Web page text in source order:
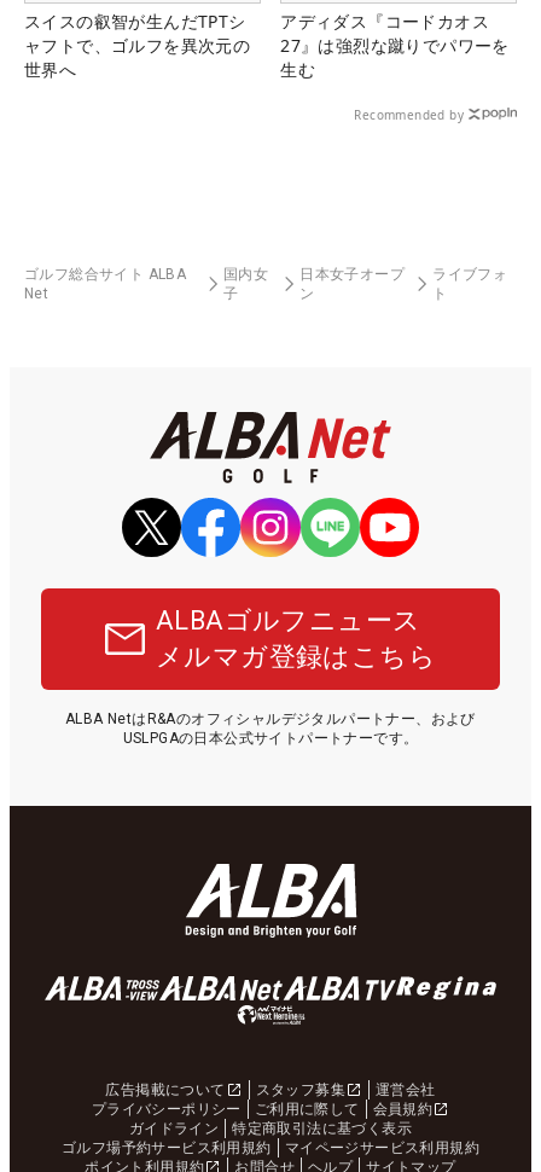
スイスの叡智が生んだTPTシ
ャフトで、ゴルフを異次元の
世界へ
アディダス『コードカオス
27』は強烈な蹴りでパワーを
生む
Recommended by
ゴルフ総合サイト ALBA
Net
国内女
子
日本女子オープ
ン
ライブフォ
ト
ALBAゴルフニュース
メルマガ登録はこちら
ALBA NetはR&Aのオフィシャルデジタルパートナー、および
USLPGAの日本公式サイトパートナーです。
広告掲載について スタッフ募集
運営会社
プライバシーポリシー
ご利用に際して
会員規約
ガイドライン
特定商取引法に基づく表示
ゴルフ場予約サービス利用規約
マイページサービス利用規約
ポイント利用規約
お問合せ ヘルプ サイトマップ